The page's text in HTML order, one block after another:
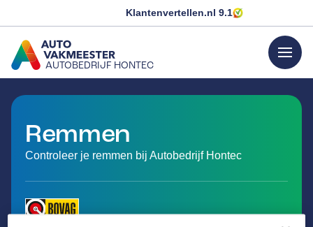
Klantenvertellen.nl 9.1
AUTOBEDRIJF HONTEC
GA NAAR DE HOMEPAGINA
menu
Remmen
Controleer je remmen bij Autobedrijf Hontec